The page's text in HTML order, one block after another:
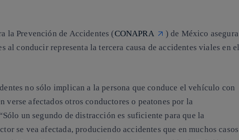
la Prevención de Accidentes (CONAPRA
) de México asegura
al conducir representa la tercera causa de accidentes viales en el
no sólo implican a la persona que conduce el vehículo con
verse afectados otros conductores o peatones por la
“Sólo un segundo de distracción es suficiente para que la
se vea afectada, produciendo accidentes que en muchos casos